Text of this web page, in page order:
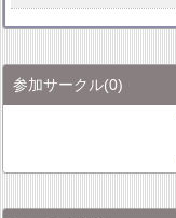
参加サークル(0)